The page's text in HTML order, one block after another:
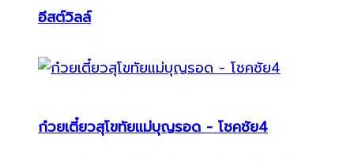
อีสต์วิลล์
ก๋วยเตี๋ยวสุโขทัยแม่บุญรอด - โชคชัย4